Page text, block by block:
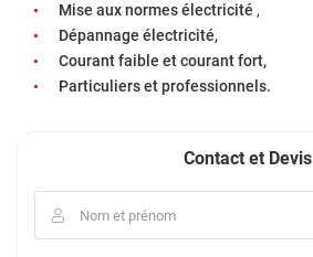
Mise aux normes électricité ,
Dépannage électricité,
Courant faible et courant fort,
Particuliers et professionnels.
Contact et Devis
 Nom et prénom